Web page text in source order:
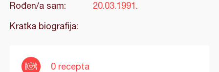
Rođen/a sam:
20.03.1991.
Kratka biografija:
0 recepta